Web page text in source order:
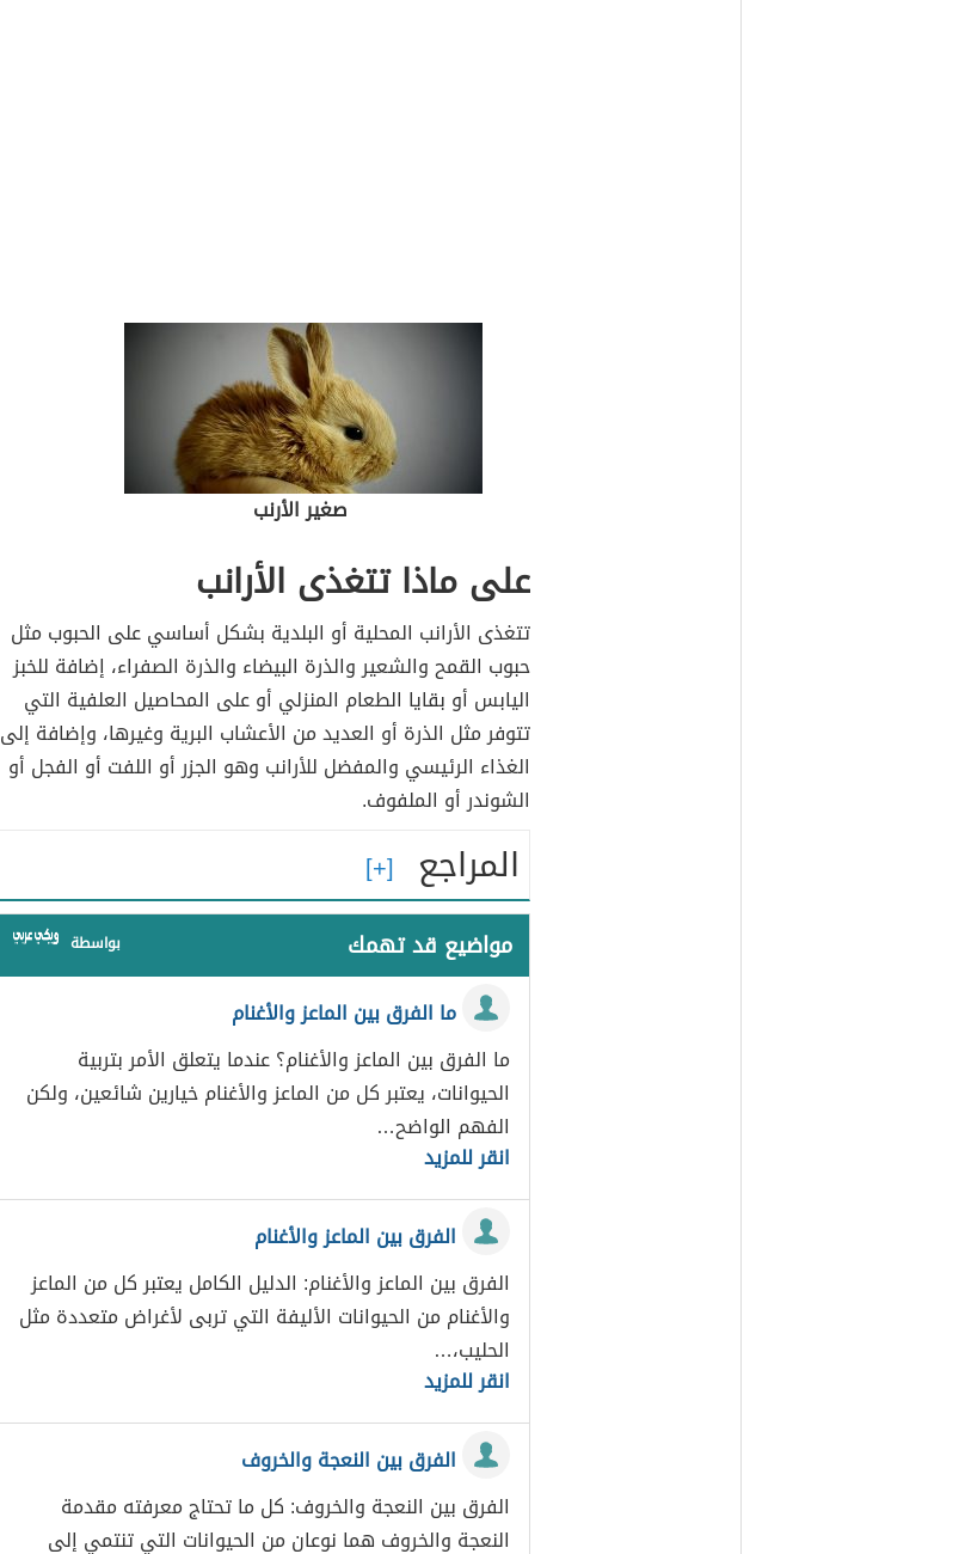
صغير الأرنب
على ماذا تتغذى الأرانب
تتغذى الأرانب المحلية أو البلدية بشكل أساسي على الحبوب مثل
حبوب القمح والشعير والذرة البيضاء والذرة الصفراء، إضافة للخبز
اليابس أو بقايا الطعام المنزلي أو على المحاصيل العلفية التي
تتوفر مثل الذرة أو العديد من الأعشاب البرية وغيرها، وإضافة إلى
الغذاء الرئيسي والمفضل للأرانب وهو الجزر أو اللفت أو الفجل أو
الشوندر أو الملفوف.
المراجع
مواضيع قد تهمك بواسطة
ما الفرق بين الماعز والأغنام
ما الفرق بين الماعز والأغنام؟ عندما يتعلق الأمر بتربية
الحيوانات، يعتبر كل من الماعز والأغنام خيارين شائعين، ولكن
الفهم الواضح…
انقر للمزيد
الفرق بين الماعز والأغنام
الفرق بين الماعز والأغنام: الدليل الكامل يعتبر كل من الماعز
والأغنام من الحيوانات الأليفة التي تربى لأغراض متعددة مثل
الحليب،…
انقر للمزيد
الفرق بين النعجة والخروف
الفرق بين النعجة والخروف: كل ما تحتاج معرفته مقدمة
النعجة والخروف هما نوعان من الحيوانات التي تنتمي إلى